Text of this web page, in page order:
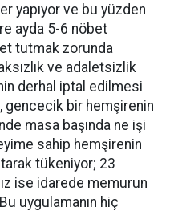
yapıyor ve bu yüzden
ayda 5-6 nöbet
tutmak zorunda
ve adaletsizlik
derhal iptal edilmesi
gencecik bir hemşirenin
masa başında ne işi
sahip hemşirenin
tükeniyor; 23
ise idarede memurun
uygulamanın hiç